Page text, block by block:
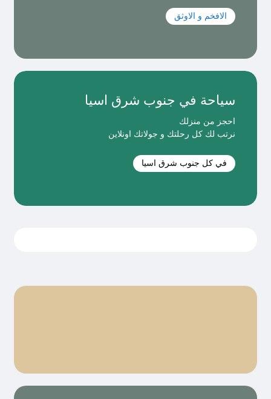
الافخم و الاوثق
سياحة في جنوب شرق اسيا
احجز من منزلك
نرتب لك كل رحلتك و جولاتك اونلاين
في كل جنوب شرق اسيا